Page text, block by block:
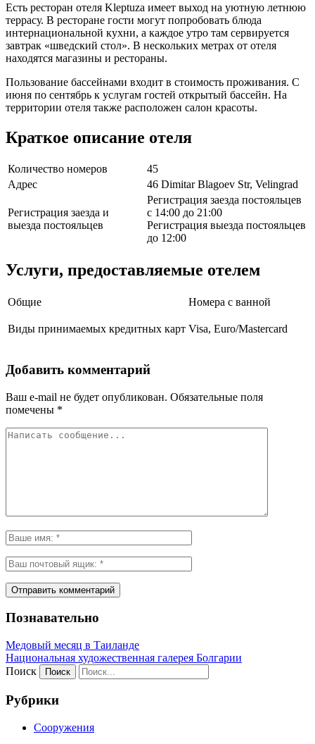
Есть ресторан отеля Kleptuza имеет выход на уютную летнюю
террасу. В ресторане гости могут попробовать блюда
интернациональной кухни, а каждое утро там сервируется
завтрак «шведский стол». В нескольких метрах от отеля
находятся магазины и рестораны.
Пользование бассейнами входит в стоимость проживания. С
июня по сентябрь к услугам гостей открытый бассейн. На
территории отеля также расположен салон красоты.
Краткое описание отеля
Количество номеров
45
Адрес
46 Dimitar Blagoev Str, Velingrad
Регистрация заезда и
выезда постояльцев
Регистрация заезда постояльцев
с 14:00 до 21:00
Регистрация выезда постояльцев
до 12:00
Услуги, предоставляемые отелем
Общие Номера с ванной
Виды принимаемых кредитных карт Visa, Euro/Mastercard
Добавить комментарий
Ваш e-mail не будет опубликован. Обязательные поля
помечены *
Познавательно
Медовый месяц в Таиланде
Национальная художественная галерея Болгарии
Поиск
Рубрики
Сооружения